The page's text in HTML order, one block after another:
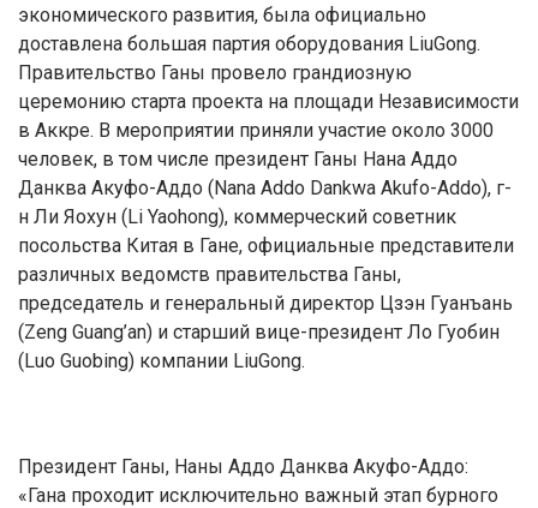
экономического развития, была официально
доставлена большая партия оборудования LiuGong.
Правительство Ганы провело грандиозную
церемонию старта проекта на площади Независимости
в Аккре. В мероприятии приняли участие около 3000
человек, в том числе президент Ганы Нана Аддо
Данква Акуфо-Аддо (Nana Addo Dankwa Akufo-Addo), г-
н Ли Яохун (Li Yaohong), коммерческий советник
посольства Китая в Гане, официальные представители
различных ведомств правительства Ганы,
председатель и генеральный директор Цзэн Гуанъань
(Zeng Guang’an) и старший вице-президент Ло Гуобин
(Luo Guobing) компании LiuGong.
Президент Ганы, Наны Аддо Данква Акуфо-Аддо:
«Гана проходит исключительно важный этап бурного